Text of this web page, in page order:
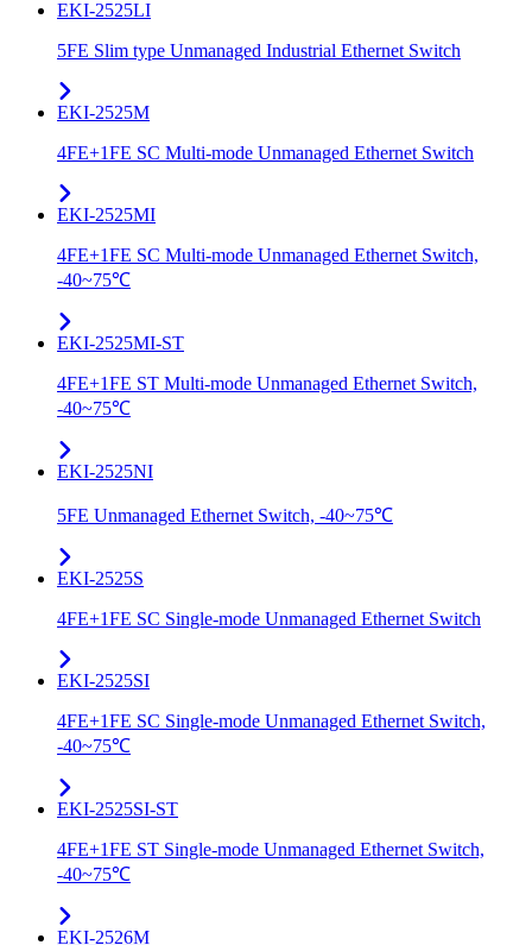
EKI-2525LI
5FE Slim type Unmanaged Industrial Ethernet Switch
EKI-2525M
4FE+1FE SC Multi-mode Unmanaged Ethernet Switch
EKI-2525MI
4FE+1FE SC Multi-mode Unmanaged Ethernet Switch,
-40~75℃
EKI-2525MI-ST
4FE+1FE ST Multi-mode Unmanaged Ethernet Switch,
-40~75℃
EKI-2525NI
5FE Unmanaged Ethernet Switch, -40~75℃
EKI-2525S
4FE+1FE SC Single-mode Unmanaged Ethernet Switch
EKI-2525SI
4FE+1FE SC Single-mode Unmanaged Ethernet Switch,
-40~75℃
EKI-2525SI-ST
4FE+1FE ST Single-mode Unmanaged Ethernet Switch,
-40~75℃
EKI-2526M